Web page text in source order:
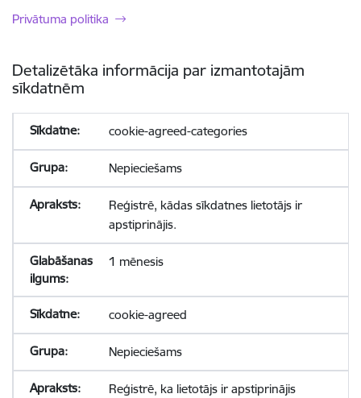
Privātuma politika
Detalizētāka informācija par izmantotajām
sīkdatnēm
cookie-agreed-categories
Nepieciešams
Reģistrē, kādas sīkdatnes lietotājs ir
apstiprinājis.
1 mēnesis
cookie-agreed
Nepieciešams
Reģistrē, ka lietotājs ir apstiprinājis